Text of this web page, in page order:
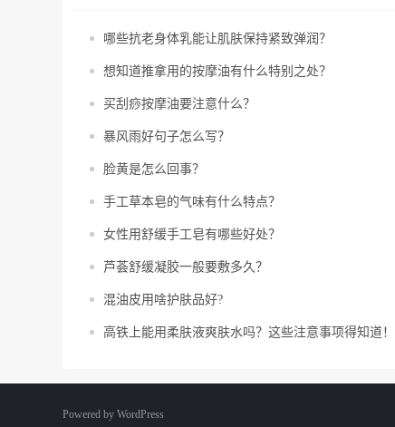
哪些抗老身体乳能让肌肤保持紧致弹润？
想知道推拿用的按摩油有什么特别之处？
买刮痧按摩油要注意什么？
暴风雨好句子怎么写？
脸黄是怎么回事？
手工草本皂的气味有什么特点？
女性用舒缓手工皂有哪些好处？
芦荟舒缓凝胶一般要敷多久？
混油皮用啥护肤品好?
高铁上能用柔肤液爽肤水吗？这些注意事项得知道！
Powered by WordPress